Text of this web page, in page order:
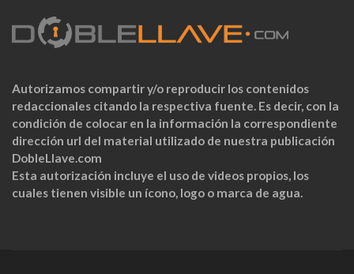
Autorizamos compartir y/o reproducir los contenidos
redaccionales citando la respectiva fuente. Es decir, con la
condición de colocar en la información la correspondiente
dirección url del material utilizado de nuestra publicación
DobleLlave.com
Esta autorización incluye el uso de videos propios, los
cuales tienen visible un ícono, logo o marca de agua.